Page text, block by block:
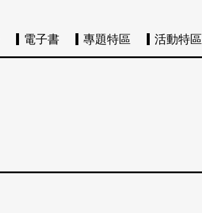
電子書 專題特區 活動特區